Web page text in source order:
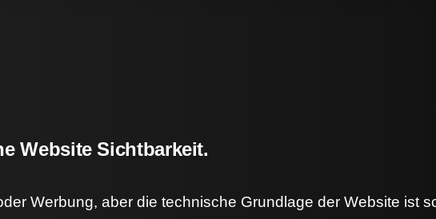
Website Sichtbarkeit.
Werbung, aber die technische Grundlage der Website ist